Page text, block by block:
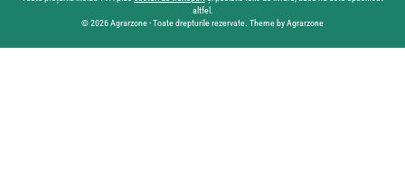
altfel.
© 2026 Agrarzone - Toate drepturile rezervate. Theme by Agrarzone